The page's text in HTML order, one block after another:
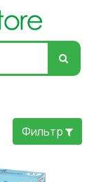
Фильтр